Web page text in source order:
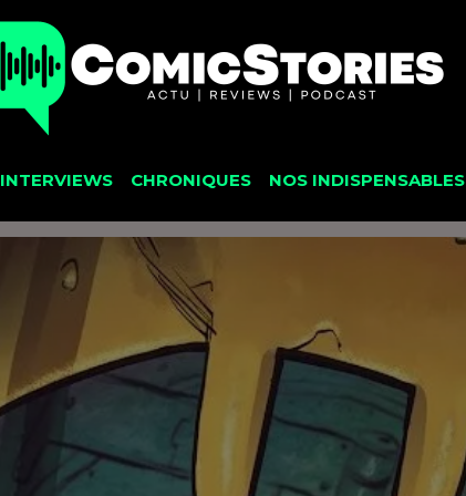
INTERVIEWS CHRONIQUES NOS INDISPENSABLES